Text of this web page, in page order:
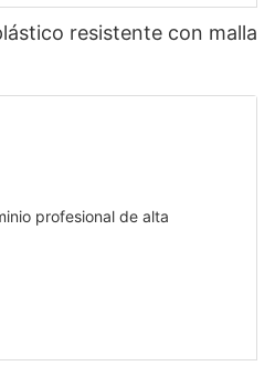
resistente con malla